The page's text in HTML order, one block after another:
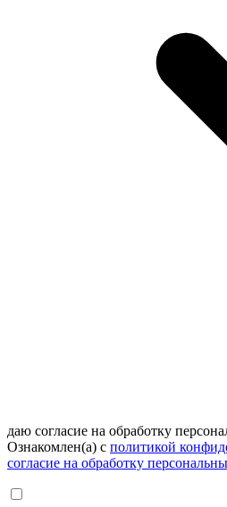
даю согласие на обработку
Ознакомлен(а) с политикой
согласие на обработку